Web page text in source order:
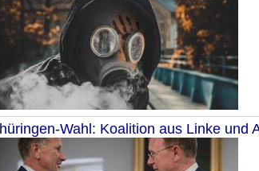
Wahl: Koalition aus Linke und